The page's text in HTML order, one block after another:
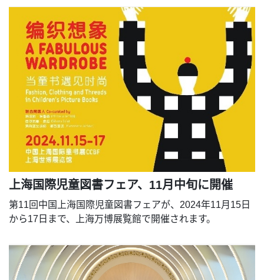
上海国際児童図書フェア、11月中旬に開催
第11回中国上海国際児童図書フェアが、2024年11月15日
から17日まで、上海万博展覧館で開催されます。